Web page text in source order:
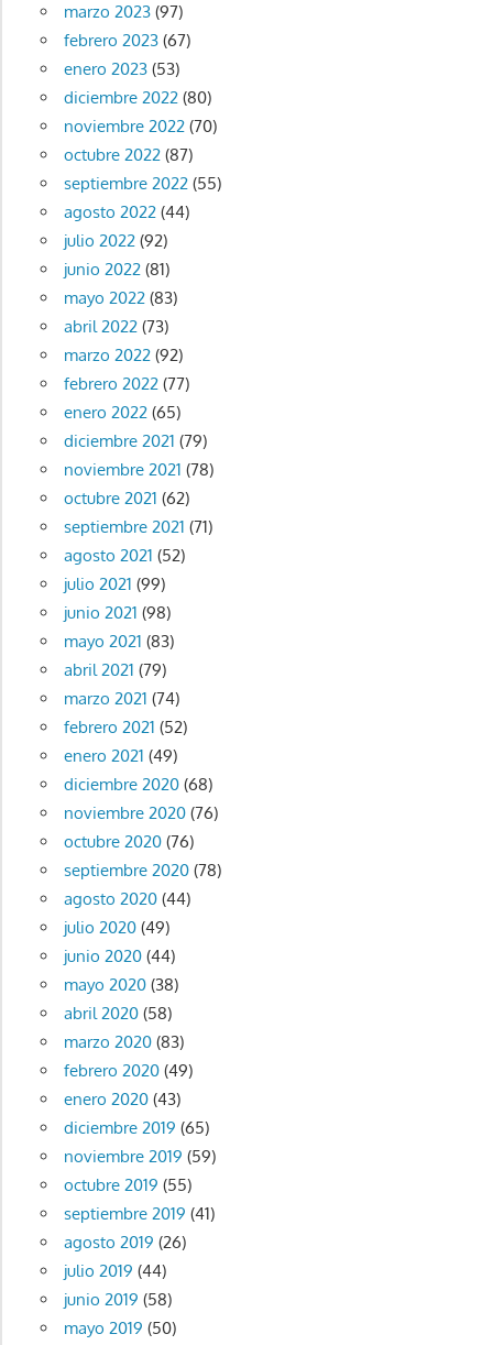
marzo 2023(97)
febrero 2023(67)
enero 2023(53)
diciembre 2022(80)
noviembre 2022(70)
octubre 2022(87)
septiembre 2022(55)
agosto 2022(44)
julio 2022(92)
junio 2022(81)
mayo 2022(83)
abril 2022(73)
marzo 2022(92)
febrero 2022(77)
enero 2022(65)
diciembre 2021 (79)
noviembre 2021 (78)
octubre 2021 (62)
septiembre 2021 (71)
agosto 2021 (52)
julio 2021 (99)
junio 2021 (98)
mayo 2021 (83)
abril 2021 (79)
marzo 2021 (74)
febrero 2021 (52)
enero 2021 (49)
diciembre 2020(68)
noviembre 2020(76)
octubre 2020(76)
septiembre 2020(78)
agosto 2020(44)
julio 2020(49)
junio 2020(44)
mayo 2020(38)
abril 2020(58)
marzo 2020(83)
febrero 2020(49)
enero 2020(43)
diciembre 2019 (65)
noviembre 2019 (59)
octubre 2019 (55)
septiembre 2019 (41)
agosto 2019 (26)
julio 2019 (44)
junio 2019 (58)
mayo 2019 (50)